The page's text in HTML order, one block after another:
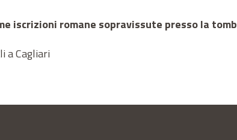
iscrizioni romane sopravissute presso la
a Cagliari